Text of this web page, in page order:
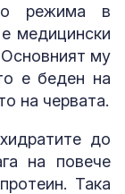
режима в
медицински
Основният му
е беден на
на червата.
до
на повече
Така